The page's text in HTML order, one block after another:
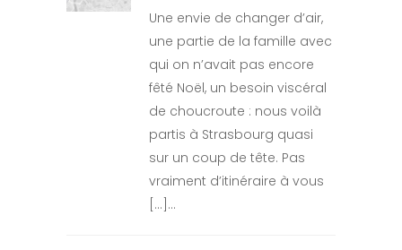
Une envie de changer d’air,
une partie de la famille avec
qui on n’avait pas encore
fêté Noël, un besoin viscéral
de choucroute : nous voilà
partis à Strasbourg quasi
sur un coup de tête. Pas
vraiment d’itinéraire à vous
[…]